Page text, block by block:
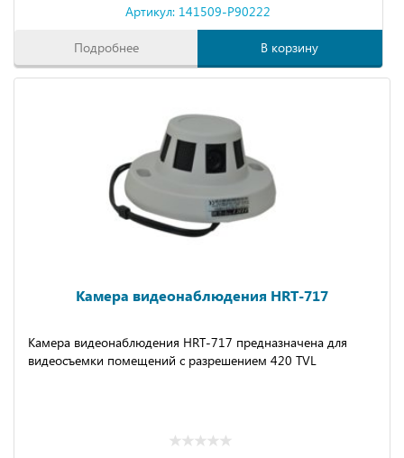
Артикул: 141509-P90222
Подробнее В корзину
Камера видеонаблюдения HRT-717
Камера видеонаблюдения HRT-717 предназначена для
видеосъемки помещений с разрешением 420 TVL